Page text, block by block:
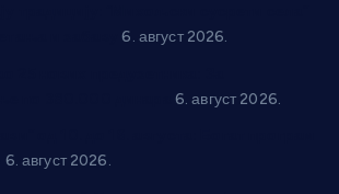
6. август 2026.
6. август 2026.
6. август 2026.